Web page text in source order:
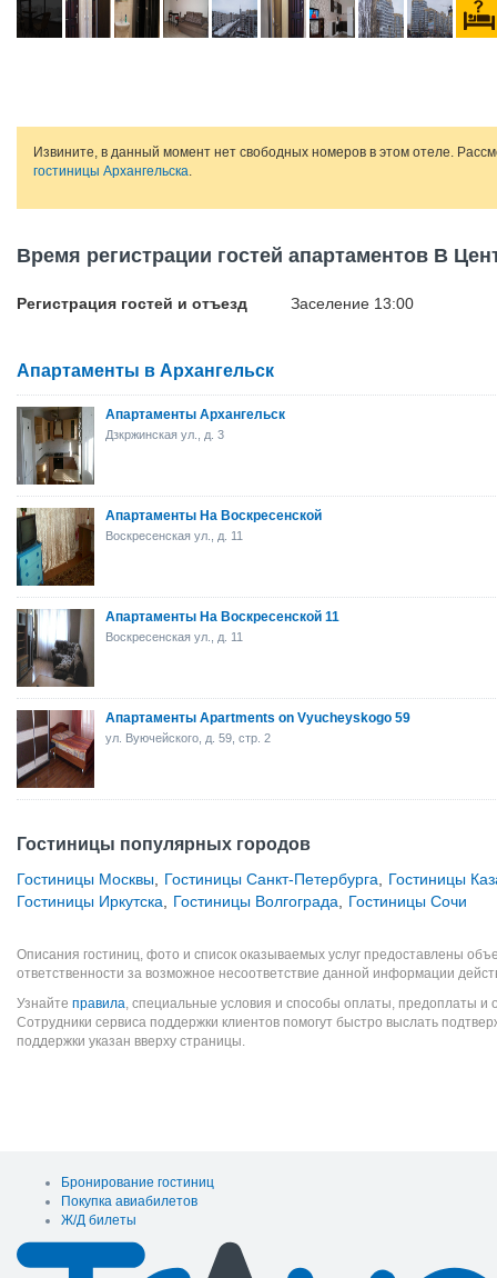
Извините, в данный момент нет свободных номеров в этом отеле.
гостиницы Архангельска.
Время регистрации гостей апартаментов В
Регистрация гостей и отъезд Заселение 13:00
Апартаменты в Архангельск
Апартаменты Архангельск
Дзкржинская ул., д. 3
Апартаменты На Воскресенской
Воскресенская ул., д. 11
Апартаменты На Воскресенской 11
Воскресенская ул., д. 11
Апартаменты Apartments on Vyucheyskogo 59
ул. Вуючейского, д. 59, стр. 2
Гостиницы популярных городов
Гостиницы Москвы Гостиницы Санкт-Петербурга
Гостиницы
Гостиницы Иркутска
Гостиницы Волгограда Гостиницы Сочи
Описания гостиниц, фото и список оказываемых услуг предоставлены
ответственности за возможное несоответствие данной информации
Узнайте правила, специальные условия и способы оплаты, предоплаты и
Сотрудники сервиса поддержки клиентов помогут быстро выслать
поддержки указан вверху страницы.
Бронирование гостиниц
Покупка авиабилетов
Ж/Д билеты